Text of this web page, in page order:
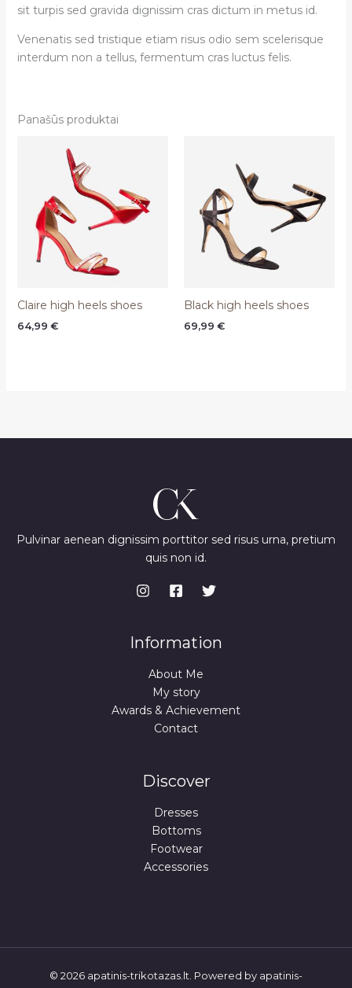
sit turpis sed gravida dignissim cras dictum in metus id.
Venenatis sed tristique etiam risus odio sem scelerisque
interdum non a tellus, fermentum cras luctus felis.
Panašūs produktai
Claire high heels shoes
64,99 €
Black high heels shoes
69,99 €
Pulvinar aenean dignissim porttitor sed risus urna, pretium
quis non id.
Information
About Me
My story
Awards & Achievement
Contact
Discover
Dresses
Bottoms
Footwear
Accessories
© 2026 apatinis-trikotazas.lt. Powered by apatinis-